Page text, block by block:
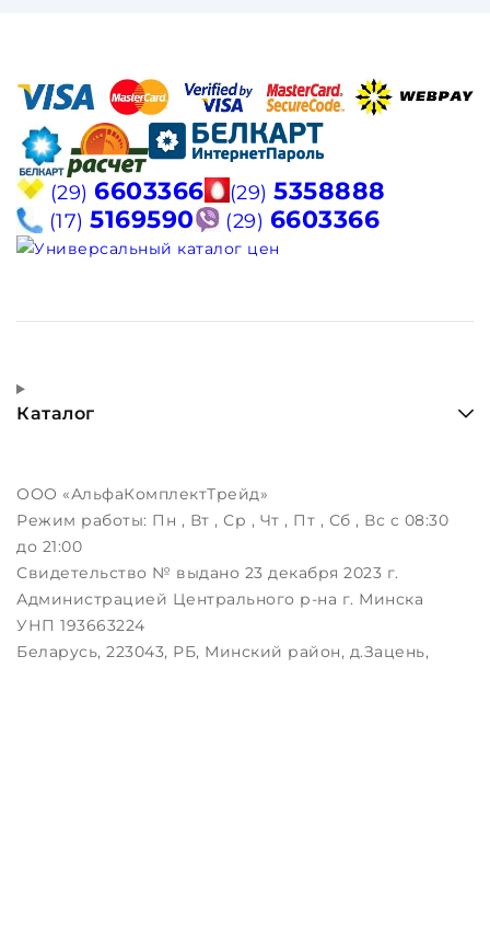
(29) 6603366 (29) 5358888
(17) 5169590 (29) 6603366
Каталог
ООО «АльфаКомплектТрейд»
Режим работы: Пн , Вт , Ср , Чт , Пт , Сб , Вс c 08:30
до 21:00
Свидетельство № выдано 23 декабря 2023 г.
Администрацией Центрального р-на г. Минска
УНП 193663224
Беларусь, 223043, РБ, Минский район, д.Зацень,